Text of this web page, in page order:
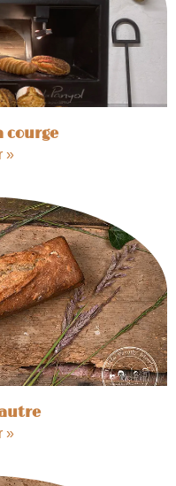
courge
»
»